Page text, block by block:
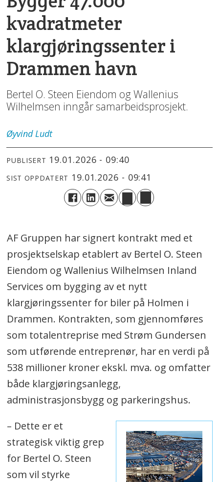
kvadratmeter
klargjøringssenter i
Drammen havn
Bertel O. Steen Eiendom og Wallenius
Wilhelmsen inngår samarbeidsprosjekt.
Øyvind Ludt
PUBLISERT 19.01.2026 - 09:40
SIST OPPDATERT 19.01.2026 - 09:41
AF Gruppen har signert kontrakt med et
prosjektselskap etablert av Bertel O. Steen
Eiendom og Wallenius Wilhelmsen Inland
Services om bygging av et nytt
klargjøringssenter for biler på Holmen i
Drammen. Kontrakten, som gjennomføres
som totalentreprise med Strøm Gundersen
som utførende entreprenør, har en verdi på
538 millioner kroner ekskl. mva. og omfatter
både klargjøringsanlegg,
administrasjonsbygg og parkeringshus.
– Dette er et
strategisk viktig grep
for Bertel O. Steen
som vil styrke